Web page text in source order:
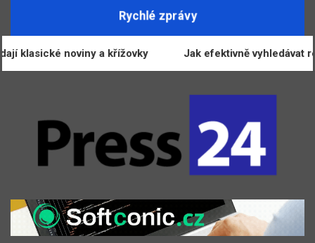
Rychlé zprávy
klasické noviny a křížovky Jak efektivně vyhledávat
PRESS24.CZ | Zprávy
Informační portál